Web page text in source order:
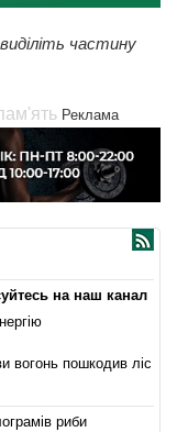
частину
Реклама
на наш канал
вогонь пошкодив ліс
риби